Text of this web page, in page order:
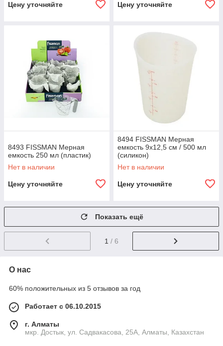
Цену уточняйте Цену уточняйте
8493 FISSMAN Мерная
емкость 250 мл (пластик)
Нет в наличии
Цену уточняйте
8494 FISSMAN Мерная
емкость 9x12,5 см / 500 мл
(силикон)
Нет в наличии
Цену уточняйте
Показать ещё
1 / 6
О нас
60% положительных из 5 отзывов за год
Работает с 06.10.2015
г. Алматы
мкр. Достык, ул. Садвакасова, 25А, Алматы, Казахстан